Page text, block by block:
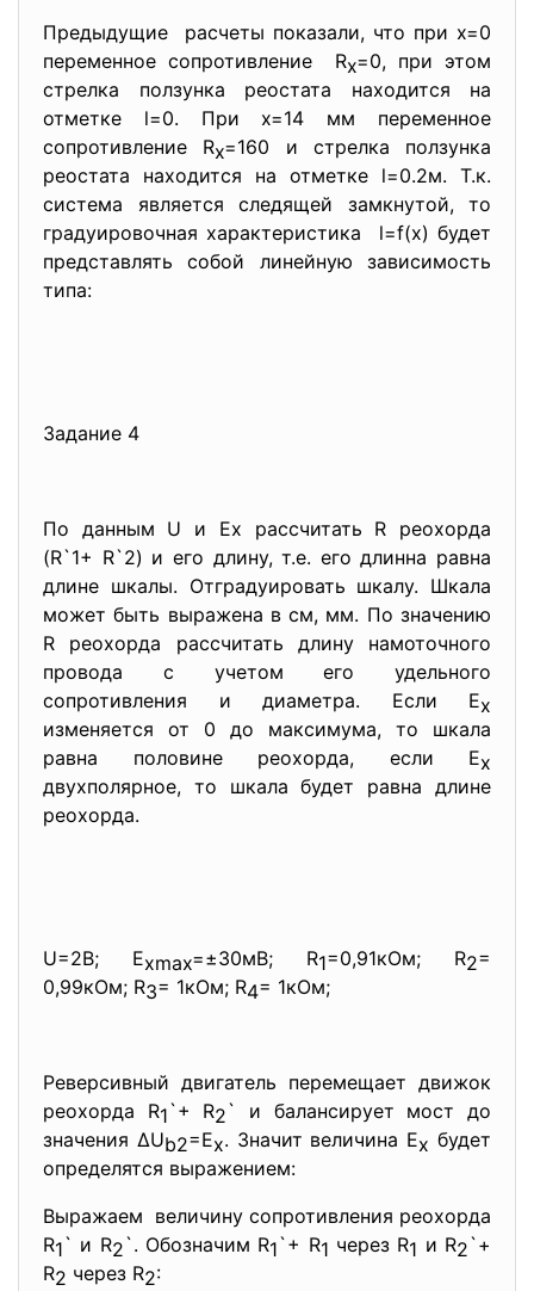
Предыдущие расчеты показали, что при х=0
переменное сопротивление Rх=0, при этом
стрелка ползунка реостата находится на
отметке l=0. При х=14 мм переменное
сопротивление Rх=160 и стрелка ползунка
реостата находится на отметке l=0.2м. Т.к.
система является следящей замкнутой, то
градуировочная характеристика l=f(x) будет
представлять собой линейную зависимость
типа:
Задание 4
По данным U и Ex рассчитать R реохорда
(R`1+ R`2) и его длину, т.е. его длинна равна
длине шкалы. Отградуировать шкалу. Шкала
может быть выражена в см, мм. По значению
R реохорда рассчитать длину намоточного
провода с учетом его удельного
сопротивления и диаметра. Если Ех
изменяется от 0 до максимума, то шкала
равна половине реохорда, если Ех
двухполярное, то шкала будет равна длине
реохорда.
U=2В; Exmax=±30мB; R1=0,91кОм; R2=
0,99кОм; R3= 1кОм; R4= 1кОм;
Реверсивный двигатель перемещает движок
реохорда R1`+ R2` и балансирует мост до
значения ΔUb2=Ex. Значит величина Ex будет
определятся выражением:
Выражаем величину сопротивления реохорда
R1` и R2`. Обозначим R1`+ R1 через R1 и R2`+
R2 через R2: